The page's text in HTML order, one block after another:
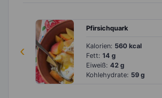
‹
Pfirsichquark
Kalorien: 560 kcal
Fett: 14 g
Eiweiß: 42 g
Kohlehydrate: 59 g